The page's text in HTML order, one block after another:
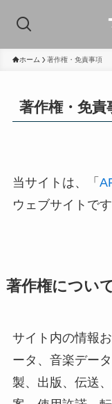
ホーム 著作権・免責事項
著作権・免責
当サイトは、「
ウェブサイトです
著作権につい
サイト内の情報
ータ、音楽デー
製、出版、伝送